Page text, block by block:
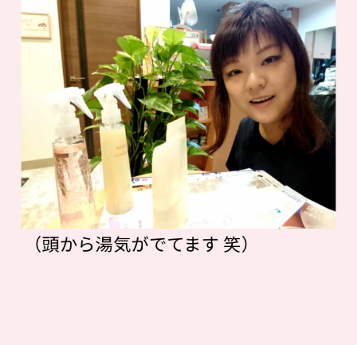
（頭から湯気がでてます 笑）